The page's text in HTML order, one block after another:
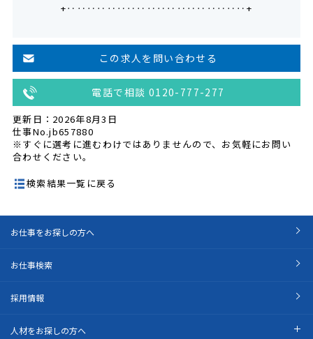
+‥‥‥‥‥‥‥‥‥‥‥‥‥‥‥‥‥‥+
この求人を問い合わせる
電話で相談 0120-777-277
更新日：2026年8月3日
仕事No.jb657880
※すぐに選考に進むわけではありませんので、お気軽にお問い
合わせください。
検索結果一覧に戻る
お仕事をお探しの方へ
お仕事検索
採用情報
人材をお探しの方へ